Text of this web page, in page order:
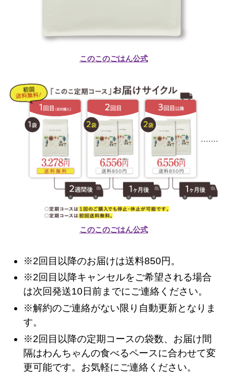
このこのごはん公式
このこのごはん公式
※2回目以降のお届けは送料850円。
※2回目以降キャンセルをご希望される場合
は次回発送10日前までにご連絡ください。
※解約のご連絡がない限り自動更新となりま
す。
※2回目以降の定期コースの袋数、お届け間
隔はわんちゃんの食べるペースに合わせて変
更可能です。お気軽にご連絡ください。